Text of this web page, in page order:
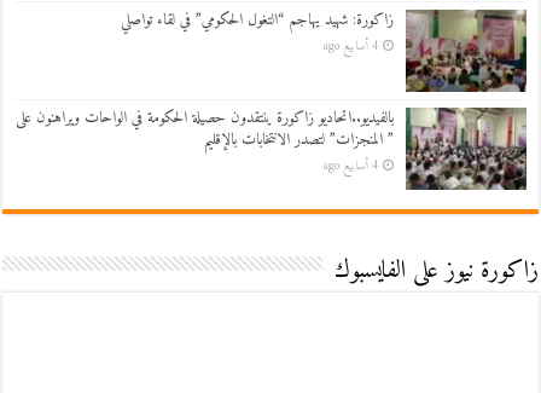
زاكورة: شهيد يهاجم “التغول الحكومي” في لقاء تواصلي
4 أسابيع ago
بالفيديو..اتحاديو زاكورة ينتقدون حصيلة الحكومة في الواحات ويراهنون على
” المنجزات” لتصدر الانتخابات بالإقليم
4 أسابيع ago
زاكورة نيوز على الفايسبوك